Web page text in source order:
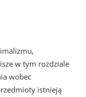
w tym rozdziale
wobec
istnieją